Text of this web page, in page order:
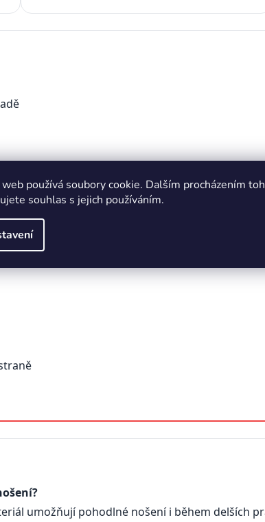
používá soubory cookie. Dalším procházením
souhlas s jejich používáním.
umožňují pohodlné nošení i během delších